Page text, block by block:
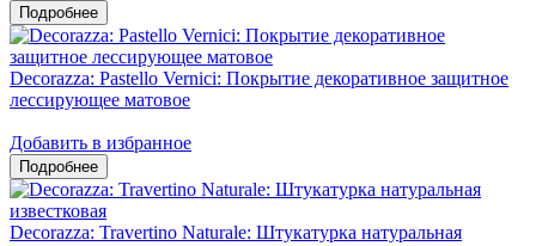
Decorazza: Pastello Vernici: Покрытие декоративное защитное
лессирующее матовое
Добавить в избранное
Decorazza: Travertino Naturale: Штукатурка натуральная